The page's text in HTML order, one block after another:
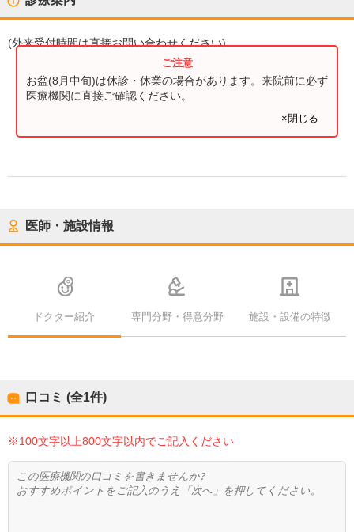
(外来受付時間は直接お問い合わせください)
お盆(8月中旬)は休診・休業の場合があります。来院前に必ず
医療機関に直接ご確認ください。
×閉じる
医師・施設情報
ドクター紹介 専門分野・得意分野 施設・設備の特徴
口コミ (全1件)
※100文字以上800文字以内でご記入ください